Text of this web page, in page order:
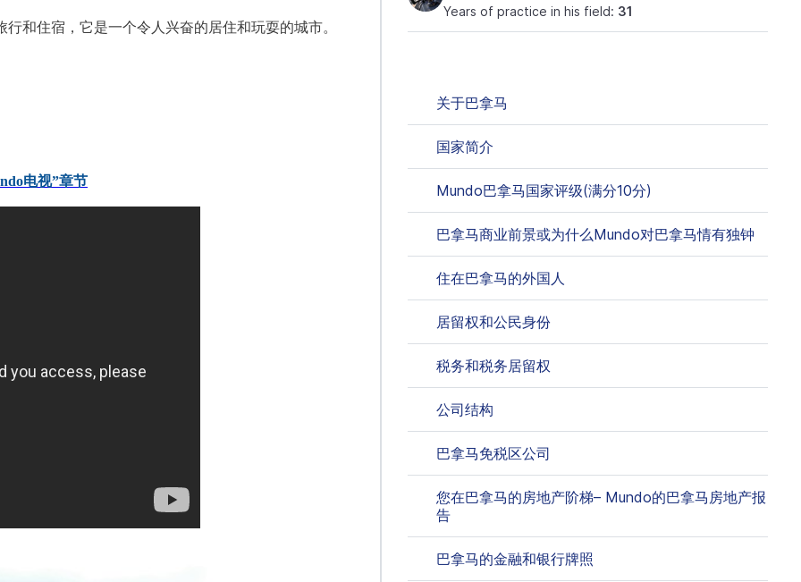
和住宿，它是一个令人兴奋的居住和玩耍的城市。
电视”章节
Years of practice in his field: 31
关于巴拿马
国家简介
Mundo巴拿马国家评级(满分10分)
巴拿马商业前景或为什么Mundo对巴拿马情有独钟
住在巴拿马的外国人
居留权和公民身份
税务和税务居留权
公司结构
巴拿马免税区公司
您在巴拿马的房地产阶梯– Mundo的巴拿马房地产报
告
巴拿马的金融和银行牌照